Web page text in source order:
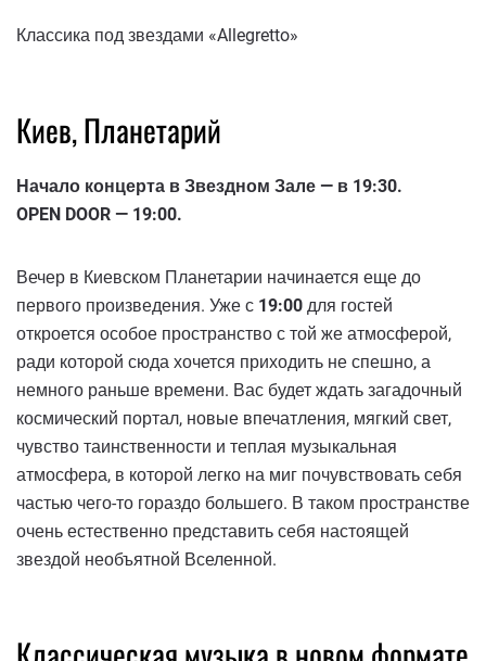
Классика под звездами «Allegretto»
Киев, Планетарий
Начало концерта в Звездном Зале — в 19:30.
OPEN DOOR — 19:00.
Вечер в Киевском Планетарии начинается еще до
первого произведения. Уже с 19:00 для гостей
откроется особое пространство с той же атмосферой,
ради которой сюда хочется приходить не спешно, а
немного раньше времени. Вас будет ждать загадочный
космический портал, новые впечатления, мягкий свет,
чувство таинственности и теплая музыкальная
атмосфера, в которой легко на миг почувствовать себя
частью чего-то гораздо большего. В таком пространстве
очень естественно представить себя настоящей
звездой необъятной Вселенной.